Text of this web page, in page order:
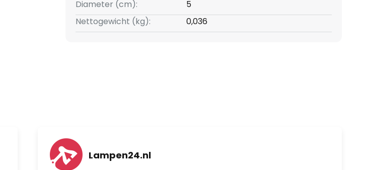
Diameter (cm):
5
Nettogewicht (kg):
0,036
Lampen24.nl